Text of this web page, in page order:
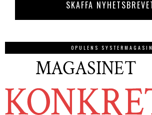
OPULENS SYSTERMAGASIN